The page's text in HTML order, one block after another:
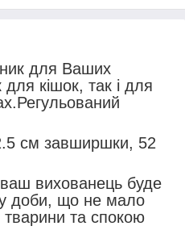
для Ваших
для кішок, так і для
см завширшки, 52
вихованець буде
доби, що не мало
та спокою